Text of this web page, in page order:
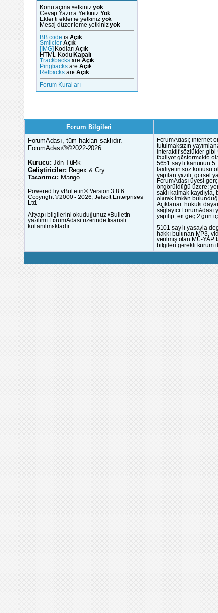
Konu açma yetkiniz yok
Cevap Yazma Yetkiniz Yok
Eklenti ekleme yetkiniz yok
Mesaj düzenleme yetkiniz yok
BB code is Açık
Smileler Açık
[IMG]
Kodları Açık
HTML-Kodu Kapalı
Trackbacks are Açık
Pingbacks are Açık
Refbacks are Açık
Forum Kuralları
Forum Bilgileri
ForumAdası, tüm hakları saklıdır.
ForumAdası®©2022-2026
Kurucu: Jön TüRk
Geliştiriciler: Regex & Cry
Tasarımcı: Mango
Powered by vBulletin® Version 3.8.6
Copyright ©2000 - 2026, Jelsoft Enterprises
Ltd.
Altyapı bilgilerini okuduğunuz vBulletin
yazılımı ForumAdası üzerinde lisanslı
kullanılmaktadır.
ForumAdası; internet
tutulmaksızın
interaktif sözlükler gibi
faaliyet göstermekte
5651 sayılı kanunun
faaliyetin söz konusu
yapılan yazılı, görsel
ForumAdası üyesi
öngörüldüğü üzere;
saklı kalmak
olarak imkân
Açıklanan hukuki
sağlayıcı
yapılıp, en geç 2 gün
5101 sayılı yasayla
hakkı bulunan MP3,
verilmiş olan MÜ-YAP
bilgileri gerekli kurum